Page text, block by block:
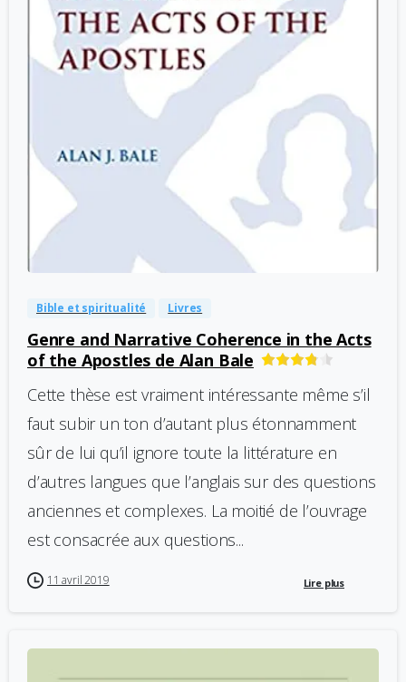
-
Bible et spiritualité Livres
Genre and Narrative Coherence in the Acts
of the Apostles de Alan Bale
Cette thèse est vraiment intéressante même s’il
faut subir un ton d’autant plus étonnamment
sûr de lui qu’il ignore toute la littérature en
d’autres langues que l’anglais sur des questions
anciennes et complexes. La moitié de l’ouvrage
est consacrée aux questions...
11 avril 2019 Lire plus